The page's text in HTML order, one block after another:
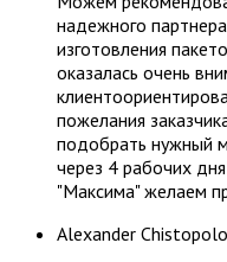
надежного
изготовления
оказалась очень
пожелания
подобрать нужный
через 4 рабочих
"Максима" желаем
Alexander